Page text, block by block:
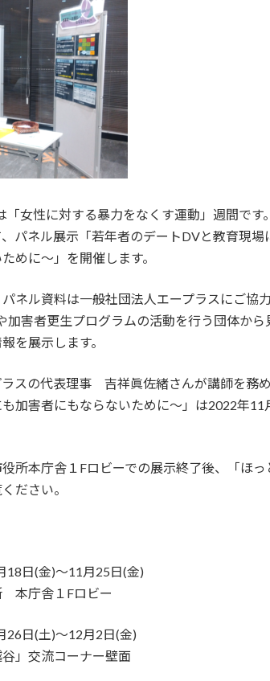
女性に対する暴力をなくす運動」週間です。
パネル展示「若年者のデートDVと教育現
めに～」を開催します。
ネル資料は一般社団法人エープラスにご協力
加害者更生プログラムの活動を行う団体か
を展示します。
スの代表理事 吉祥眞佐緒さんが講師を務
加害者にもならないために〜」は2022年
所本庁舎１Fロビーでの展示終了後、「ほ
ださい。
日(金)～11月25日(金)
庁舎１Fロビー
日(土)～12月2日(金)
交流コーナー壁面